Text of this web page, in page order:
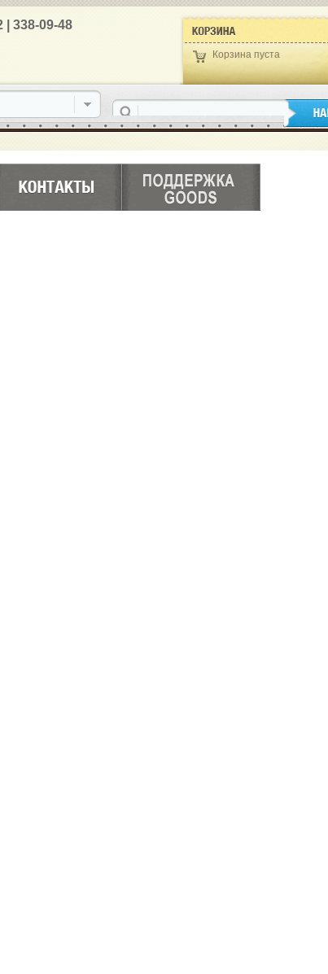
| 338-09-48
Корзина пуста